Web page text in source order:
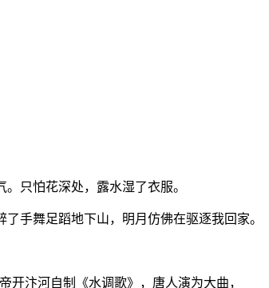
只怕花深处，露水湿了衣服。
手舞足蹈地下山，明月仿佛在驱逐我回家。
开汴河自制《水调歌》，唐人演为大曲，